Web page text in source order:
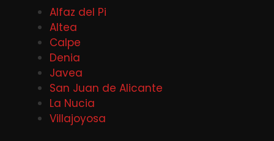
Alfaz del Pi
Altea
Calpe
Denia
Javea
San Juan de Alicante
La Nucia
Villajoyosa